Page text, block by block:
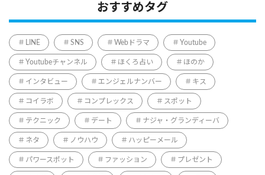
おすすめタグ
LINE SNS Webドラマ Youtube
Youtubeチャンネル ほくろ占い ほのか
インタビュー エンジェルナンバー キス
コイラボ コンプレックス スポット
テクニック デート ナジャ・グランディーバ
ネタ ノウハウ ハッピーメール
パワースポット ファッション プレゼント